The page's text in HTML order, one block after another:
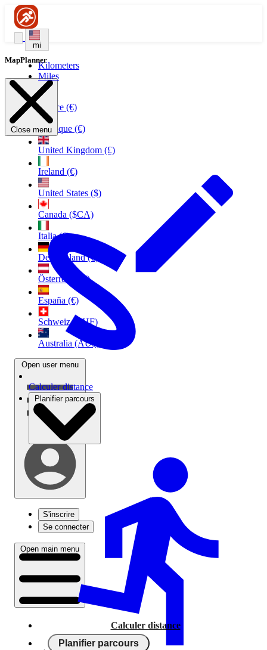
mi
Kilometers
Miles
France (€)
Belgique (€)
United Kingdom (£)
Ireland (€)
United States ($)
Canada ($CA)
Italia (€)
Deutschland (€)
Österreich (€)
España (€)
Schweiz (CHF)
Australia (AU$)
Open user menu
S'inscrire
Se connecter
Open main menu
Calculer distance
Planifier parcours
MapPlanner
Close menu
Calculer distance
Planifier parcours